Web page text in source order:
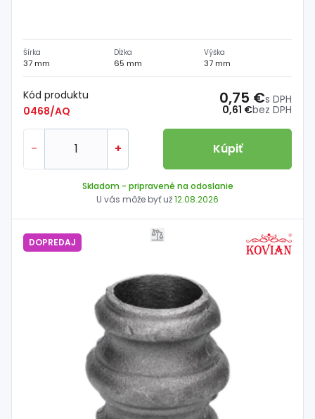
Šírka
37 mm
Dĺžka
65 mm
Výška
37 mm
Kód produktu
0468/AQ
0,61 €bez DPH
0,75 €s DPH
- + Kúpiť
Skladom - pripravené na odoslanie
U vás môže byť už12.08.2026
DOPREDAJ